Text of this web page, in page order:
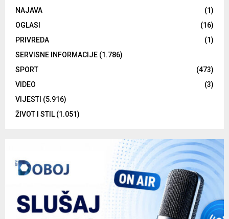
NAJAVA
(1)
OGLASI
(16)
PRIVREDA
(1)
SERVISNE INFORMACIJE (1.786)
SPORT
(473)
VIDEO
(3)
VIJESTI (5.916)
ŽIVOT I STIL (1.051)